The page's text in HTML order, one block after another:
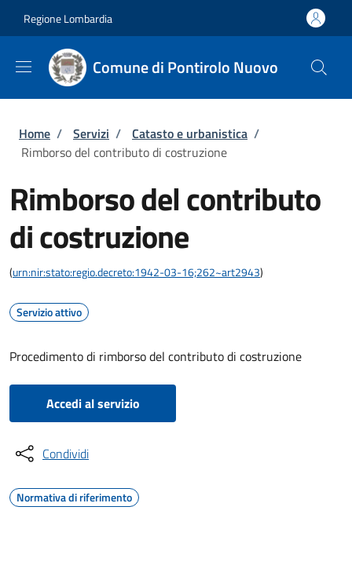
Regione Lombardia
Comune di Pontirolo Nuovo
Briciole di pane
Home / Servizi / Catasto e urbanistica /
Rimborso del contributo di costruzione
Rimborso del contributo
di costruzione
(urn:nir:stato:regio.decreto:1942-03-16;262~art2943)
Servizio attivo
Procedimento di rimborso del contributo di costruzione
Accedi al servizio
Condividi
Normativa di riferimento